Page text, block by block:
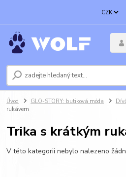
CZK
Úvod GLO-STORY: butiková móda
rukávem
Trika s krátkým
V této kategorii nebylo nalezeno